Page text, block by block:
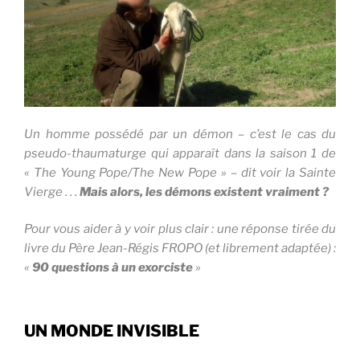
Un homme possédé par un démon – c’est le cas du
pseudo-thaumaturge qui apparaît dans la saison 1 de
« The Young Pope/The New Pope » – dit voir la Sainte
Vierge . . . Mais alors, les démons existent vraiment ?
Pour vous aider à y voir plus clair : une réponse tirée du
livre du Père Jean-Régis FROPO (et librement adaptée) :
« 90 questions à un exorciste»
UN MONDE INVISIBLE